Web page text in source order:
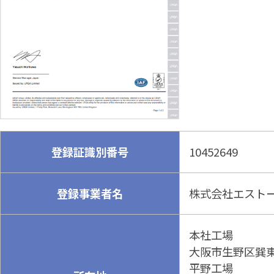
登録証識別番号 10452649
登録事業者名 株式会社エスト
本社工場
大阪市生野区巽
平野工場